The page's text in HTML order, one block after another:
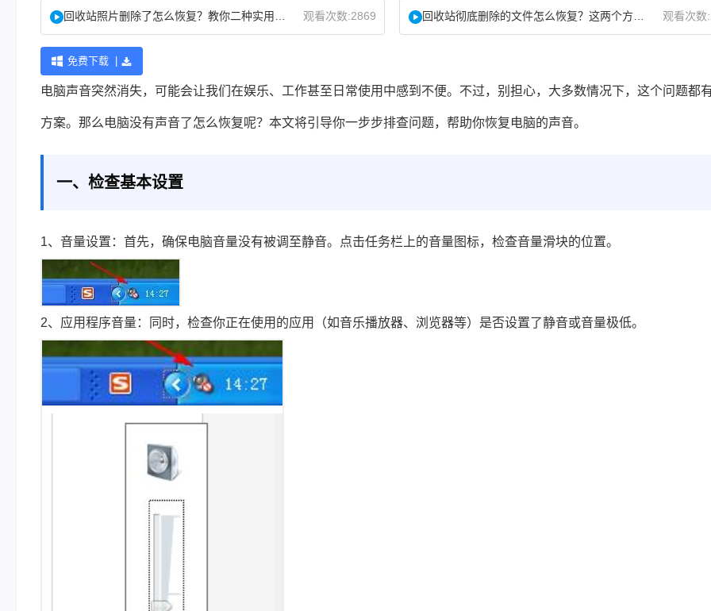
观看次数:2869 观看次数
免费下载 |
电脑声音突然消失，可能会让我们在娱乐、工作甚至日常使用中感到不便。不过，别担心，大多数情况下，这个问题都
方案。那么电脑没有声音了怎么恢复呢？本文将引导你一步步排查问题，帮助你恢复电脑的声音。
一、检查基本设置
1、音量设置：首先，确保电脑音量没有被调至静音。点击任务栏上的音量图标，检查音量滑块的位置。
2、应用程序音量：同时，检查你正在使用的应用（如音乐播放器、浏览器等）是否设置了静音或音量极低。